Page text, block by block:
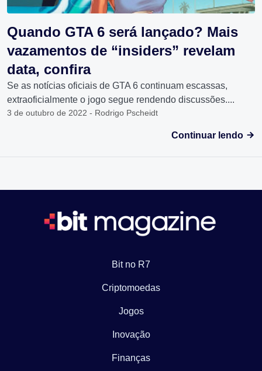
Quando GTA 6 será lançado? Mais
vazamentos de “insiders” revelam
data, confira
Se as notícias oficiais de GTA 6 continuam escassas,
extraoficialmente o jogo segue rendendo discussões....
3 de outubro de 2022 - Rodrigo Pscheidt
Continuar lendo
Bit no R7
Criptomoedas
Jogos
Inovação
Finanças